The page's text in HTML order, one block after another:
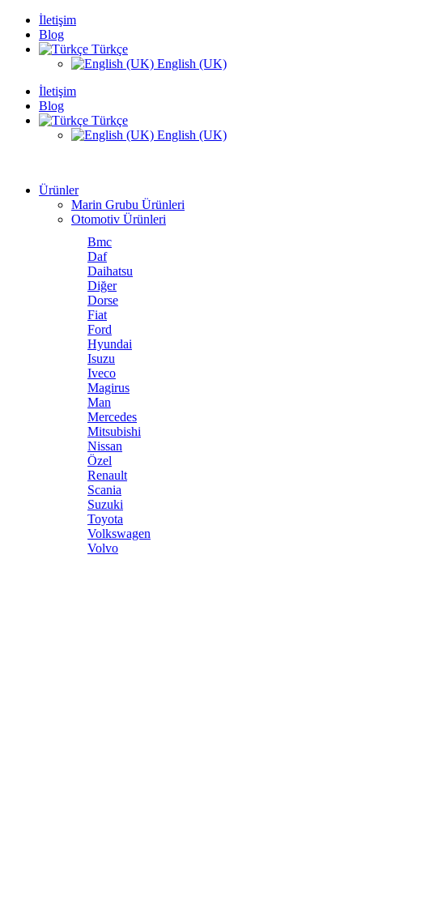
İletişim
Blog
Türkçe
English (UK)
İletişim
Blog
Türkçe
English (UK)
Ürünler
Marin Grubu Ürünleri
Otomotiv Ürünleri
Bmc
Daf
Daihatsu
Diğer
Dorse
Fiat
Ford
Hyundai
Isuzu
Iveco
Magirus
Man
Mercedes
Mitsubishi
Nissan
Özel
Renault
Scania
Suzuki
Toyota
Volkswagen
Volvo